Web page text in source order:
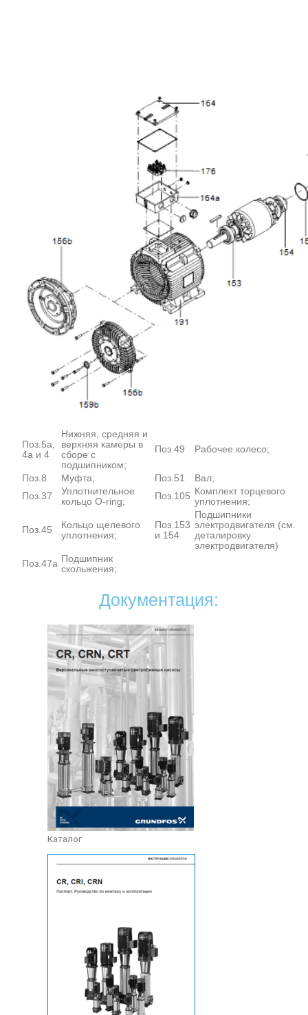
Поз.5а,
4а и 4
Нижняя, средняя и
верхняя камеры в
сборе с
подшипником;
Поз.49 Рабочее колесо;
Поз.8 Муфта; Поз.51
Вал;
Поз.37
Уплотнительное
кольцо O-ring;
Поз.105 Комплект торцевого
уплотнения;
Поз.45
Кольцо щелевого
уплотнения;
Поз.153
и 154
Подшипники
электродвигателя (см.
деталировку
электродвигателя)
Поз.47а Подшипник
скольжения;
Документация:
Каталог